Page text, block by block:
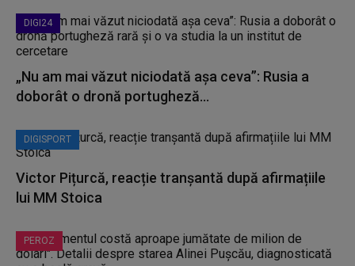
DIGI24
„Nu am mai văzut niciodată așa ceva”: Rusia a
doborât o dronă portugheză...
DIGISPORT
Victor Pițurcă, reacție tranșantă după afirmațiile
lui MM Stoica
PEROZ